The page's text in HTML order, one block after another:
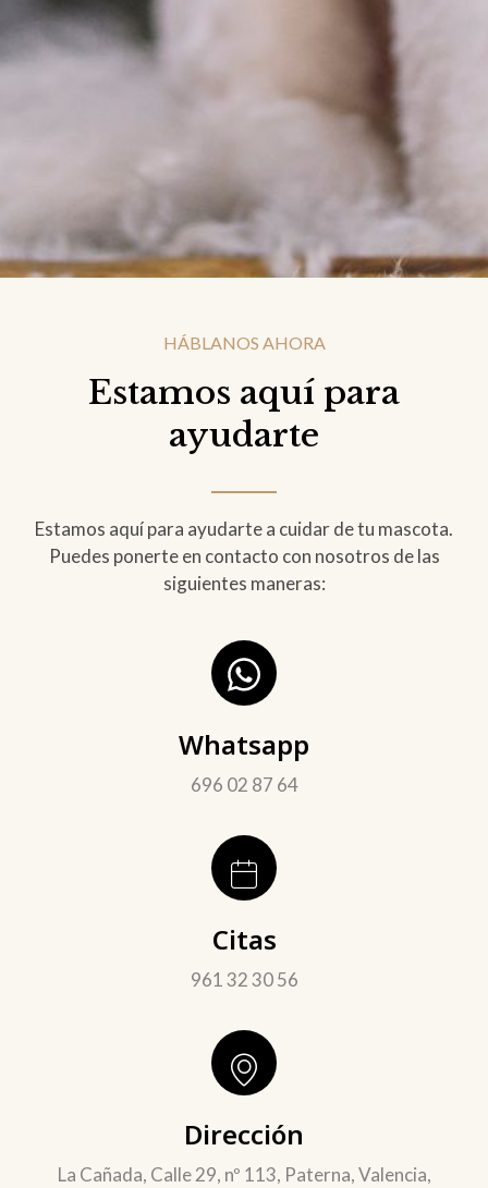
HÁBLANOS AHORA
Estamos aquí para
ayudarte
Estamos aquí para ayudarte a cuidar de tu mascota.
Puedes ponerte en contacto con nosotros de las
siguientes maneras:
Whatsapp
696 02 87 64
Citas
961 32 30 56
Dirección
La Cañada, Calle 29, nº 113, Paterna, Valencia,